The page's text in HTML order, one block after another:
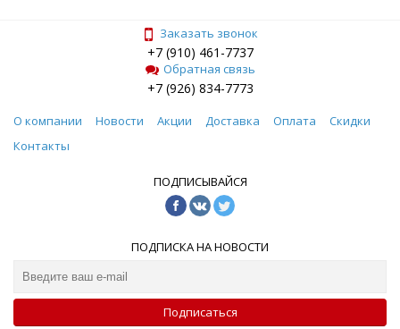
Заказать звонок
+7 (910) 461-7737
Обратная связь
+7 (926) 834-7773
О компании Новости Акции Доставка Оплата
Скидки
Контакты
ПОДПИСЫВАЙСЯ
ПОДПИСКА НА НОВОСТИ
Подписаться